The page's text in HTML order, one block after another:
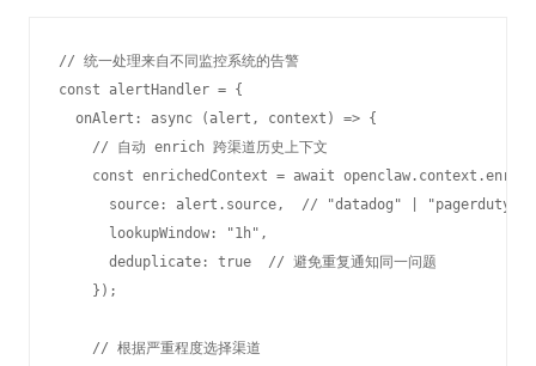
// 统一处理来自不同监控系统的告警
const alertHandler = {
  onAlert: async (alert, context) => {
    // 自动 enrich 跨渠道历史上下文
const enrichedContext = await
source: alert.source,  // "datadog" | "pagerduty"
      lookupWindow: "1h",
      deduplicate: true  // 避免重复通知同一问题
    });
    // 根据严重程度选择渠道